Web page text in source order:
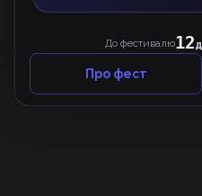
До фестивалю12
Про фест